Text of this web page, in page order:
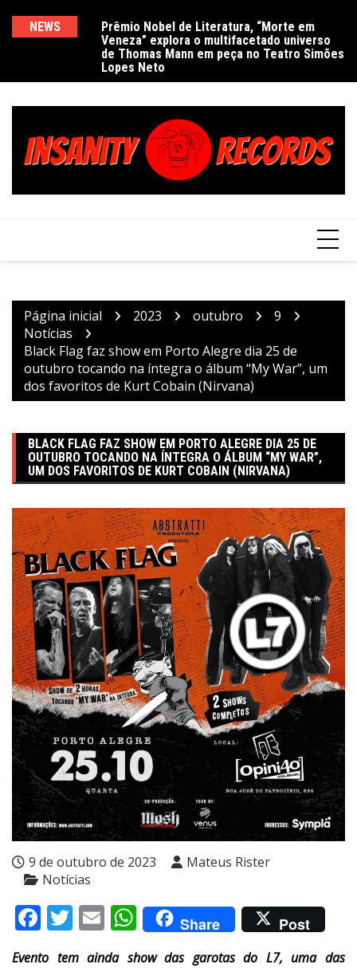
NEWS
Prêmio Nobel de Literatura, “Morte em
Veneza” explora o multifacetado universo
de Thomas Mann em peça no Teatro Simões
Lopes Neto
Página inicial 2023 outubro
9
Notícias
Black Flag faz show em Porto Alegre dia 25 de
outubro tocando na íntegra o álbum “My War”, um
dos favoritos de Kurt Cobain (Nirvana)
BLACK FLAG FAZ SHOW EM PORTO ALEGRE DIA 25 DE
OUTUBRO TOCANDO NA ÍNTEGRA O ÁLBUM “MY WAR”,
UM DOS FAVORITOS DE KURT COBAIN (NIRVANA)
9 de outubro de 2023
Mateus Rister
Notícias
Facebook
Twitter
EmailWhatsApp
Share Post
Evento tem ainda show das garotas do L7, uma das